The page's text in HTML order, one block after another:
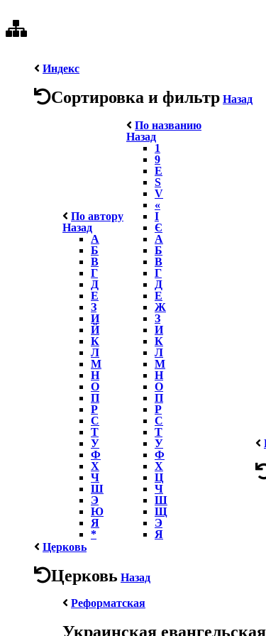
Индекс
Сортировка и фильтр Назад
По автору
Назад
А
Б
В
Г
Д
Е
З
И
Й
К
Л
М
Н
О
П
Р
С
Т
У
Ф
Х
Ч
Ш
Э
Ю
Я
*
По названию
Назад
1
9
E
S
V
«
І
Є
А
Б
В
Г
Д
Е
Ж
З
И
К
Л
М
Н
О
П
Р
С
Т
У
Ф
Х
Ц
Ч
Ш
Щ
Э
Я
Церковь
Церковь Назад
Реформатская
Украинская